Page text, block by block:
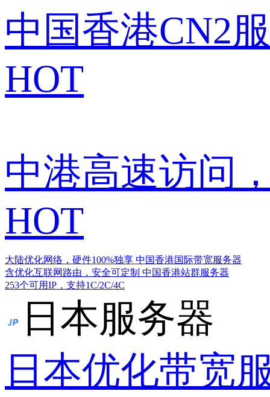
中国香港CN2
HOT
中港高速访问
HOT
大陆优化网络，硬件100%独享 中国香港国际带宽服务器
含优化互联网路由，安全可定制 中国香港站群服务器
253个可用IP，支持1C/2C/4C
日本服务器
日本优化带宽